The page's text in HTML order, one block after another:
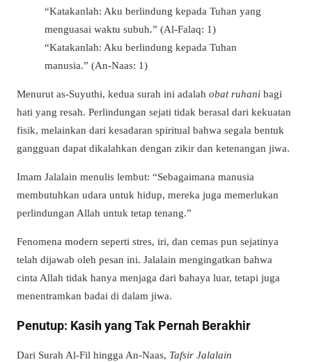
“Katakanlah: Aku berlindung kepada Tuhan yang
menguasai waktu subuh.” (Al-Falaq: 1)
“Katakanlah: Aku berlindung kepada Tuhan
manusia.” (An-Naas: 1)
Menurut as-Suyuthi, kedua surah ini adalah obat ruhani bagi
hati yang resah. Perlindungan sejati tidak berasal dari kekuatan
fisik, melainkan dari kesadaran spiritual bahwa segala bentuk
gangguan dapat dikalahkan dengan zikir dan ketenangan jiwa.
Imam Jalalain menulis lembut: “Sebagaimana manusia
membutuhkan udara untuk hidup, mereka juga memerlukan
perlindungan Allah untuk tetap tenang.”
Fenomena modern seperti stres, iri, dan cemas pun sejatinya
telah dijawab oleh pesan ini. Jalalain mengingatkan bahwa
cinta Allah tidak hanya menjaga dari bahaya luar, tetapi juga
menentramkan badai di dalam jiwa.
Penutup: Kasih yang Tak Pernah Berakhir
Dari Surah Al-Fil hingga An-Naas, Tafsir Jalalain